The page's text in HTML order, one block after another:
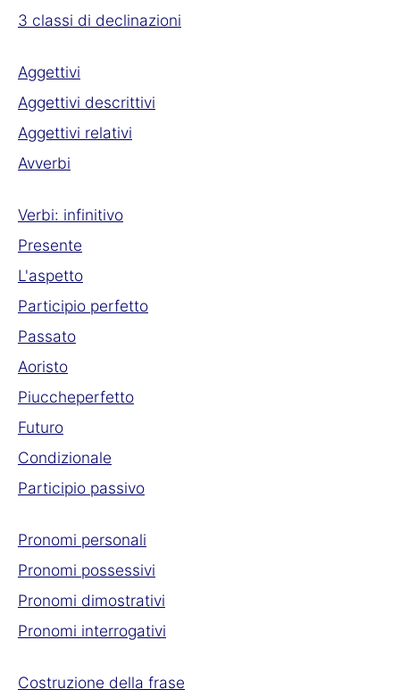
3 classi di declinazioni
Aggettivi
Aggettivi descrittivi
Aggettivi relativi
Avverbi
Verbi: infinitivo
Presente
L'aspetto
Participio perfetto
Passato
Aoristo
Piuccheperfetto
Futuro
Condizionale
Participio passivo
Pronomi personali
Pronomi possessivi
Pronomi dimostrativi
Pronomi interrogativi
Costruzione della frase